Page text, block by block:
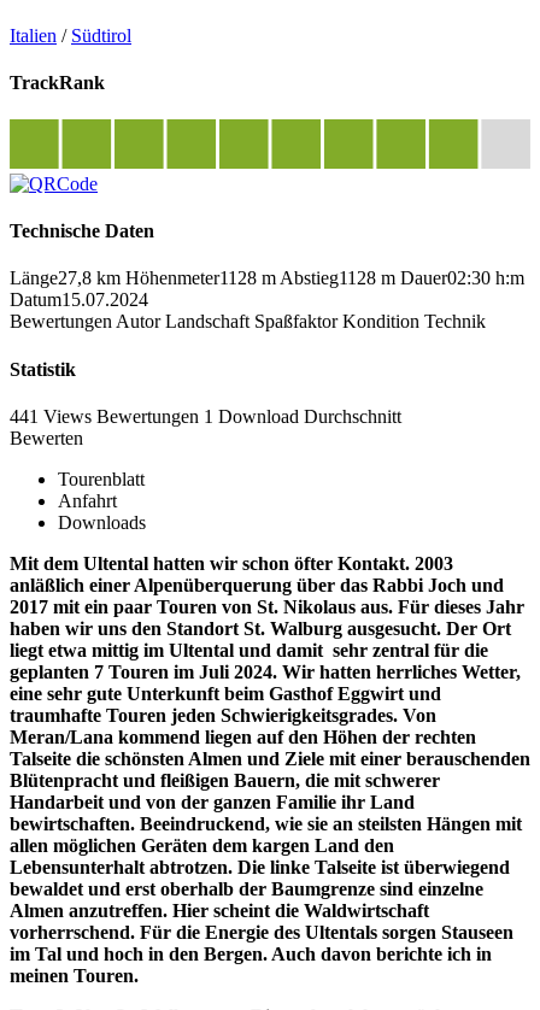
Italien / Südtirol
TrackRank
Technische Daten
Länge27,8 km Höhenmeter1128 m Abstieg1128 m Dauer02:30 h:m
Datum15.07.2024
Bewertungen Autor Landschaft Spaßfaktor Kondition Technik
Statistik
441 Views Bewertungen 1 Download Durchschnitt
Bewerten
Tourenblatt
Anfahrt
Downloads
Mit dem Ultental hatten wir schon öfter Kontakt. 2003
anläßlich einer Alpenüberquerung über das Rabbi Joch und
2017 mit ein paar Touren von St. Nikolaus aus. Für dieses Jahr
haben wir uns den Standort St. Walburg ausgesucht. Der Ort
liegt etwa mittig im Ultental und damit sehr zentral für die
geplanten 7 Touren im Juli 2024. Wir hatten herrliches Wetter,
eine sehr gute Unterkunft beim Gasthof Eggwirt und
traumhafte Touren jeden Schwierigkeitsgrades. Von
Meran/Lana kommend liegen auf den Höhen der rechten
Talseite die schönsten Almen und Ziele mit einer berauschenden
Blütenpracht und fleißigen Bauern, die mit schwerer
Handarbeit und von der ganzen Familie ihr Land
bewirtschaften. Beeindruckend, wie sie an steilsten Hängen mit
allen möglichen Geräten dem kargen Land den
Lebensunterhalt abtrotzen. Die linke Talseite ist überwiegend
bewaldet und erst oberhalb der Baumgrenze sind einzelne
Almen anzutreffen. Hier scheint die Waldwirtschaft
vorherrschend. Für die Energie des Ultentals sorgen Stauseen
im Tal und hoch in den Bergen. Auch davon berichte ich in
meinen Touren.